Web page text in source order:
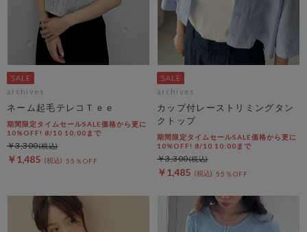
archives
ネーム起毛テレコＴｅｅ
期間限定タイムセールSALE価格から更に
10%OFF! 8/10 10:00まで
￥1,485 55％OFF
￥3,300
archives
カップ付レーストリミングタン
クトップ
期間限定タイムセールSALE価格から更に
10%OFF! 8/10 10:00まで
￥1,485 55％OFF
￥3,300